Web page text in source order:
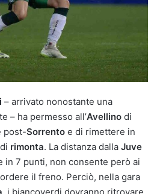
– arrivato nonostante una
– ha permesso all’Avellino di
post-Sorrento e di rimettere in
rimonta. La distanza dalla Juve
in 7 punti, non consente però ai
il freno. Perciò, nella gara